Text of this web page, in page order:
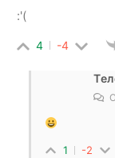
:'(
4 -4
1 -2